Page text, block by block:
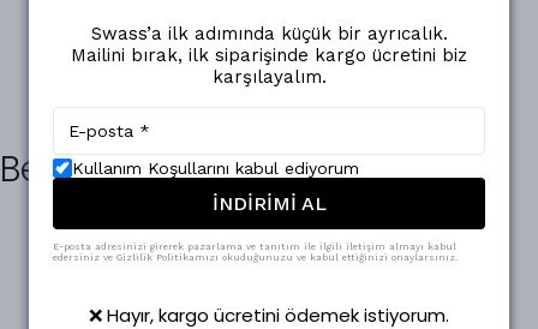
Benzer Ürünler
Swass’a ilk adımında küçük bir ayrıcalık.
Mailini bırak, ilk siparişinde kargo ücretini biz
karşılayalım.
Kullanım Koşullarını kabul ediyorum
İNDİRİMİ AL
E-posta adresinizi girerek pazarlama ve tanıtım ile ilgili iletişim almayı kabul
edersiniz ve Gizlilik Politikamızı okuduğunuzu ve kabul ettiğinizi onaylarsınız.
❌ Hayır, kargo ücretini ödemek istiyorum.